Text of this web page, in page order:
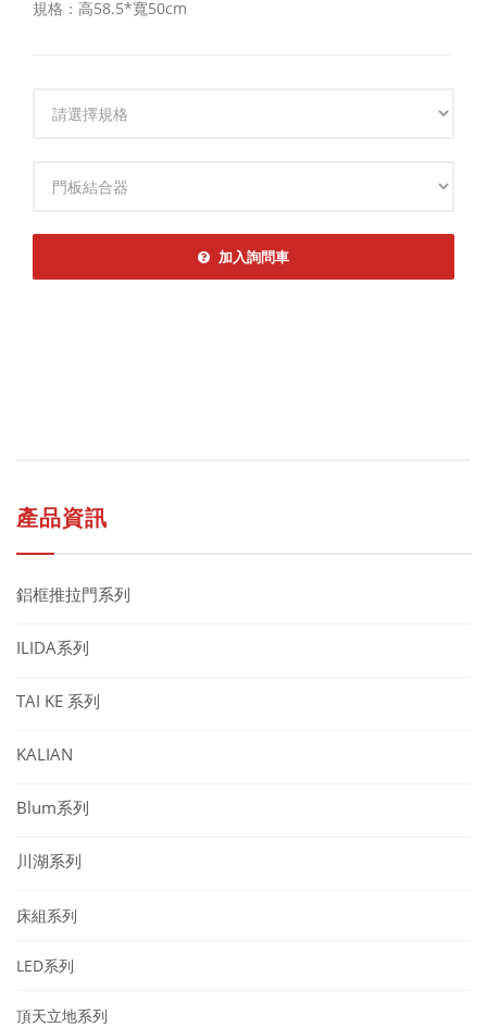
產品資訊
鋁框推拉門系列
ILIDA系列
TAI KE 系列
KALIAN
Blum系列
川湖系列
床組系列
LED系列
頂天立地系列
規格：高58.5*寬50cm
加入詢問車